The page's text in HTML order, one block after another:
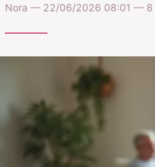
Nora — 22/06/2026 08:01 — 8